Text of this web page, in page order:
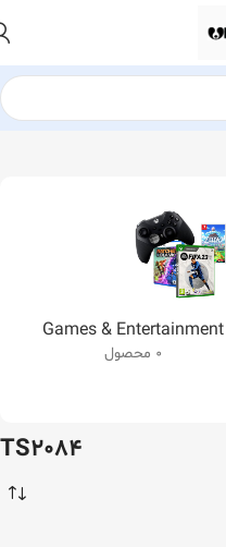
Games & Entertainment
0 محصول
TS2084